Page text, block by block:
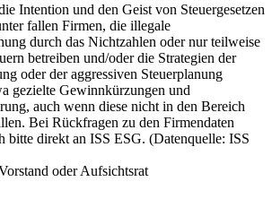
Intention und den Geist von Steuergesetzen
fallen Firmen, die illegale
durch das Nichtzahlen oder nur teilweise
betreiben und/oder die Strategien der
oder der aggressiven Steuerplanung
gezielte Gewinnkürzungen und
auch wenn diese nicht in den Bereich
Bei Rückfragen zu den Firmendaten
bitte direkt an ISS ESG. (Datenquelle: ISS
oder Aufsichtsrat